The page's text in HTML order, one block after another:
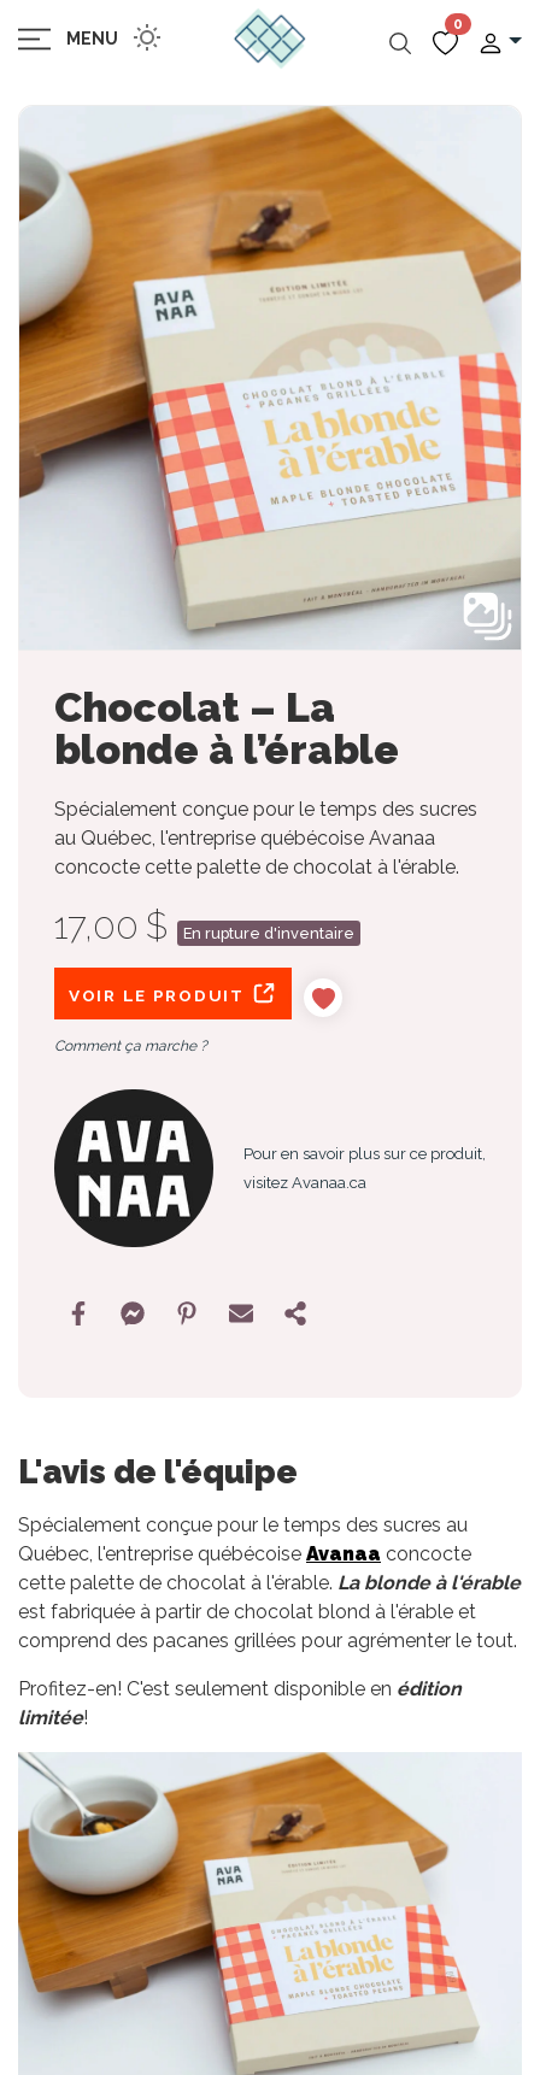
MENU
0
Chocolat – La
blonde à l’érable
Spécialement conçue pour le temps des sucres
au Québec, l'entreprise québécoise Avanaa
concocte cette palette de chocolat à l'érable.
17,00 $ En rupture d'inventaire
VOIR LE PRODUIT
Comment ça marche ?
Pour en savoir plus sur ce produit,
visitez Avanaa.ca
L'avis de l'équipe
Spécialement conçue pour le temps des sucres au
Québec, l'entreprise québécoise Avanaa concocte
cette palette de chocolat à l'érable. La blonde à l'érable
est fabriquée à partir de chocolat blond à l'érable et
comprend des pacanes grillées pour agrémenter le tout.
Profitez-en! C'est seulement disponible en édition
limitée!